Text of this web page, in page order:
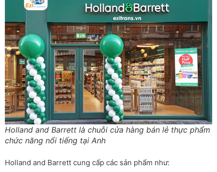
Holland and Barrett là chuỗi cửa hàng bán lẻ thực phẩm
chức năng nổi tiếng tại Anh
Holland and Barrett cung cấp các sản phẩm như: